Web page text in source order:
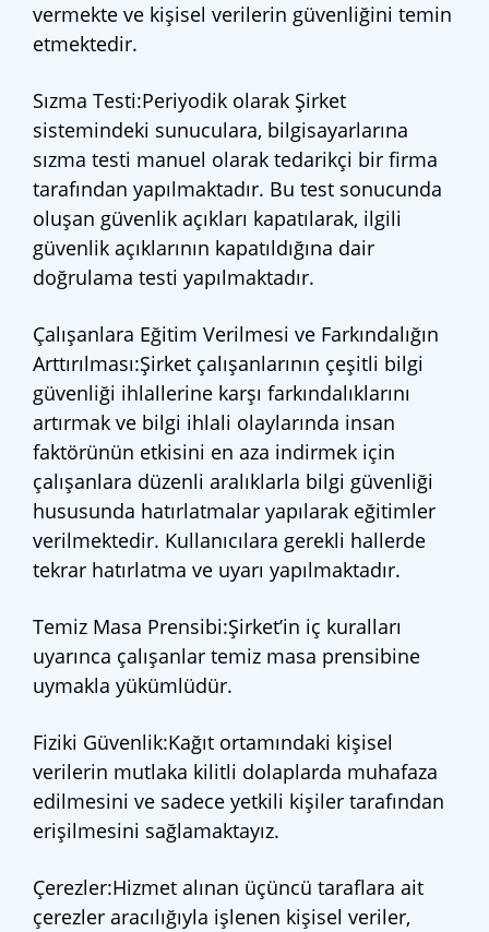
vermekte ve kişisel verilerin güvenliğini temin
etmektedir.
Sızma Testi:Periyodik olarak Şirket
sistemindeki sunuculara, bilgisayarlarına
sızma testi manuel olarak tedarikçi bir firma
tarafından yapılmaktadır. Bu test sonucunda
oluşan güvenlik açıkları kapatılarak, ilgili
güvenlik açıklarının kapatıldığına dair
doğrulama testi yapılmaktadır.
Çalışanlara Eğitim Verilmesi ve Farkındalığın
Arttırılması:Şirket çalışanlarının çeşitli bilgi
güvenliği ihlallerine karşı farkındalıklarını
artırmak ve bilgi ihlali olaylarında insan
faktörünün etkisini en aza indirmek için
çalışanlara düzenli aralıklarla bilgi güvenliği
hususunda hatırlatmalar yapılarak eğitimler
verilmektedir. Kullanıcılara gerekli hallerde
tekrar hatırlatma ve uyarı yapılmaktadır.
Temiz Masa Prensibi:Şirket’in iç kuralları
uyarınca çalışanlar temiz masa prensibine
uymakla yükümlüdür.
Fiziki Güvenlik:Kağıt ortamındaki kişisel
verilerin mutlaka kilitli dolaplarda muhafaza
edilmesini ve sadece yetkili kişiler tarafından
erişilmesini sağlamaktayız.
Çerezler:Hizmet alınan üçüncü taraflara ait
çerezler aracılığıyla işlenen kişisel veriler,